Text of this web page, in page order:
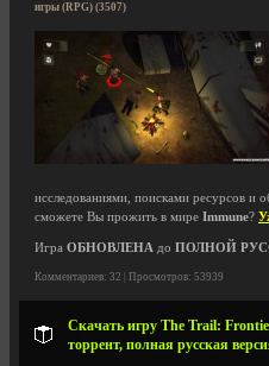
игры (RPG) (3507)
исследованиями, поисками ресурсов и
сможете Вы прожить в мире Immune?
Игра ОБНОВЛЕНА до ПОЛНОЙ
Комментариев: 32 | Просмотров: 53939
Скачать игру The Trail:
торрент, полная русская